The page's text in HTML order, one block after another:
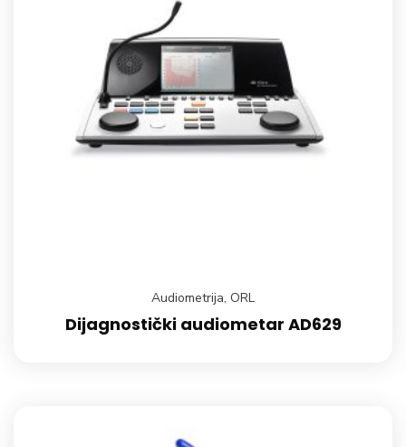
Audiometrija, ORL
Dijagnostički audiometar AD629